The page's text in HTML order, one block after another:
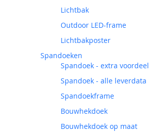
Lichtbak
Outdoor LED-frame
Lichtbakposter
Spandoeken
Spandoek - extra voordeel
Spandoek - alle leverdata
Spandoekframe
Bouwhekdoek
Bouwhekdoek op maat